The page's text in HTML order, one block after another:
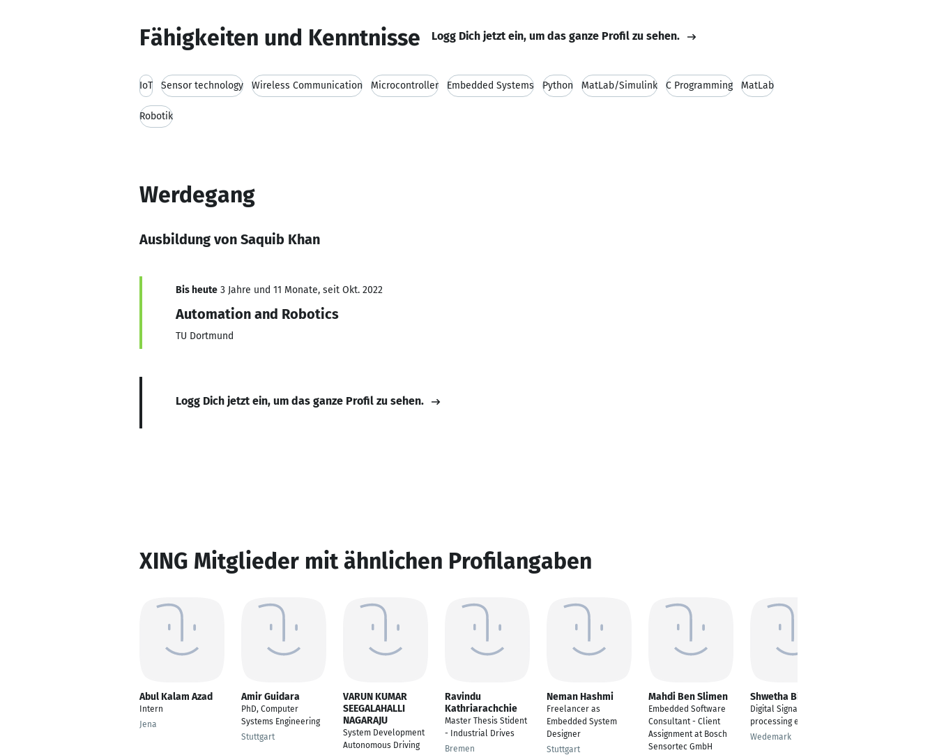
Fähigkeiten und Kenntnisse Logg Dich jetzt ein, um das ganze Profil zu sehen.
IoT Sensor technology Wireless Communication Microcontroller Embedded Systems Python MatLab/Simulink C Programming MatLab
Robotik
Werdegang
Ausbildung von Saquib Khan
Bis heute 3 Jahre und 11 Monate, seit Okt. 2022
Automation and Robotics
TU Dortmund
Logg Dich jetzt ein, um das ganze Profil zu sehen.
XING Mitglieder mit ähnlichen Profilangaben
Abul Kalam Azad
Intern
Jena
Amir Guidara
PhD, Computer
Systems Engineering
Stuttgart
VARUN KUMAR
SEEGALAHALLI
NAGARAJU
System Development
Autonomous Driving
Ravindu
Kathriarachchie
Master Thesis Stident
- Industrial Drives
Bremen
Neman Hashmi
Freelancer as
Embedded System
Designer
Stuttgart
Mahdi Ben Slimen
Embedded Software
Consultant - Client
Assignment at Bosch
Sensortec GmbH
Shwetha Bindu
Digital Signal
processing engineer
Wedemark